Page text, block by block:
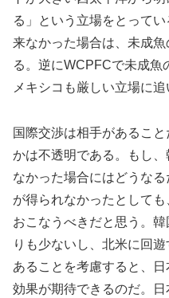
る」という立場をとって
来なかった場合は、未成
る。逆にWCPFCで未成魚
メキシコも厳しい立場に追
国際交渉は相手があるこ
かは不透明である。もし
なかった場合にはどうな
が得られなかったとして
おこなうべきだと思う。
りも少ないし、北米に回
あることを考慮すると、
効果が期待できるのだ。